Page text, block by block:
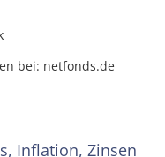
bei: netfonds.de
Inflation, Zinsen